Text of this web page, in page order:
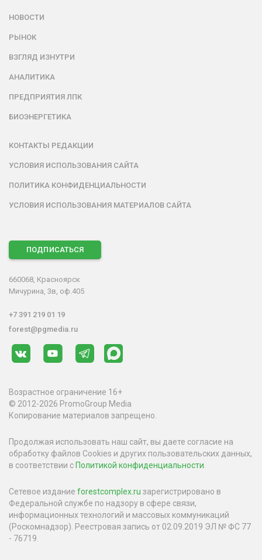
НОВОСТИ
РЫНОК
ВЗГЛЯД ИЗНУТРИ
АНАЛИТИКА
ПРЕДПРИЯТИЯ ЛПК
БИОЭНЕРГЕТИКА
КОНТАКТЫ РЕДАКЦИИ
УСЛОВИЯ ИСПОЛЬЗОВАНИЯ САЙТА
ПОЛИТИКА КОНФИДЕНЦИАЛЬНОСТИ
УСЛОВИЯ ИСПОЛЬЗОВАНИЯ МАТЕРИАЛОВ САЙТА
ПОДПИСАТЬСЯ
660068, Красноярск
Мичурина, 3в, оф.405
+7 391 219 01 19
forest@pgmedia.ru
Возрастное ограничение 16+
© 2012-2026 PromoGroup Media
Копирование материалов запрещено.
Продолжая использовать наш сайт, вы даете согласие на
обработку файлов Cookies и других пользовательских данных,
в соответствии с Политикой конфиденциальности.
Сетевое издание forestcomplex.ru зарегистрировано в
Федеральной службе по надзору в сфере связи,
информационных технологий и массовых коммуникаций
(Роскомнадзор). Реестровая запись от 02.09.2019 ЭЛ № ФС 77
- 76719.